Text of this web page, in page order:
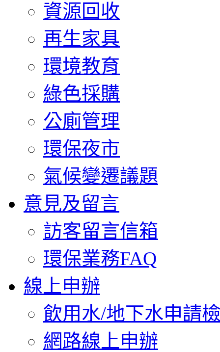
資源回收
再生家具
環境教育
綠色採購
公廁管理
環保夜市
氣候變遷議題
意見及留言
訪客留言信箱
環保業務FAQ
線上申辦
飲用水/地下水申請
網路線上申辦